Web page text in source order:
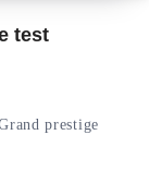
test
prestige